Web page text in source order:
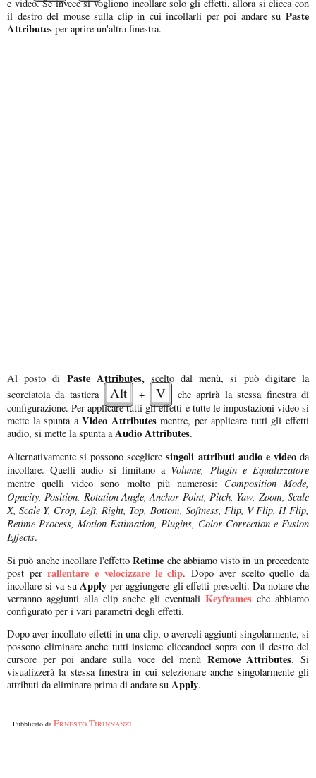
e video. Se invece si vogliono incollare solo gli effetti, allora si clicca con
il destro del mouse sulla clip in cui incollarli per poi andare su Paste
Attributes per aprire un'altra finestra.
Al posto di Paste Attributes,scelto dal menù, si può digitare la
scorciatoia da tastiera
Alt + V
che aprirà la stessa finestra di
configurazione. Per applicare tutti gli effetti e tutte le impostazioni video si
mette la spunta aVideo Attributesmentre, per applicare tutti gli effetti
audio, si mette la spunta aAudio Attributes.
Alternativamente si possono sceglieresingoli attributi audio e videoda
incollare. Quelli audio si limitano a Volume, Plugin e Equalizzatore
mentre quelli video sono molto più numerosi: Composition Mode,
Opacity, Position, Rotation Angle, Anchor Point, Pitch, Yaw, Zoom, Scale
X, Scale Y, Crop, Left, Right, Top, Bottom, Softness, Flip, V Flip, H Flip,
Retime Process, Motion Estimation, Plugins, Color Correction e Fusion
Effects.
Si può anche incollare l'effettoRetime che abbiamo visto in un precedente
post perrallentare e velocizzare le clip. Dopo aver scelto quello da
incollare si va suApply per aggiungere gli effetti prescelti. Da notare che
verranno aggiunti alla clip anche gli eventualiKeyframes che abbiamo
configurato per i vari parametri degli effetti.
Dopo aver incollato effetti in una clip, o averceli aggiunti singolarmente, si
possono eliminare anche tutti insieme cliccandoci sopra con il destro del
cursore per poi andare sulla voce del menù Remove Attributes. Si
visualizzerà la stessa finestra in cui selezionare anche singolarmente gli
attributi da eliminare prima di andare su Apply.
Pubblicato daErnesto Tirinnanzi